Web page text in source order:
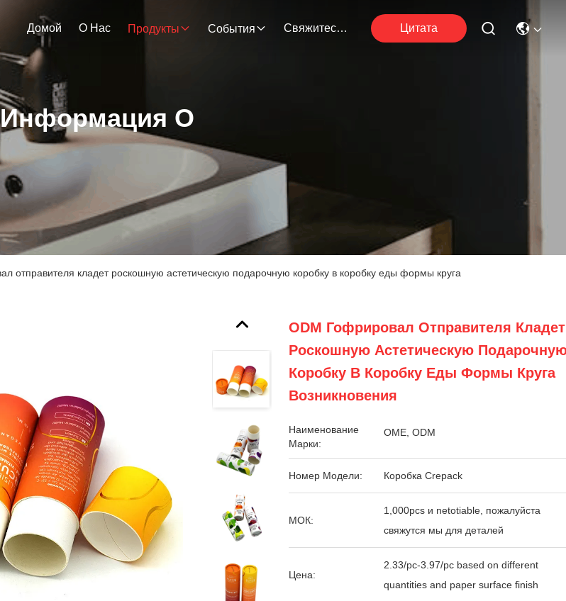
Домой О Нас Продукты События Свяжитесь С Нами Цитата
О
отправителя кладет роскошную астетическую подарочную коробку в коробку еды формы круга
ODM Гофрировал Отправителя Кладет
Роскошную Астетическую
Коробку В Коробку Еды Формы Круга
Возникновения
Наименование
Марки:
OME, ODM
Номер Модели: Коробка Crepack
МОК:
1,000pcs и netotiable, пожалуйста
свяжутся мы для деталей
Цена:
2.33/pc-3.97/pc based on different
quantities and paper surface finish